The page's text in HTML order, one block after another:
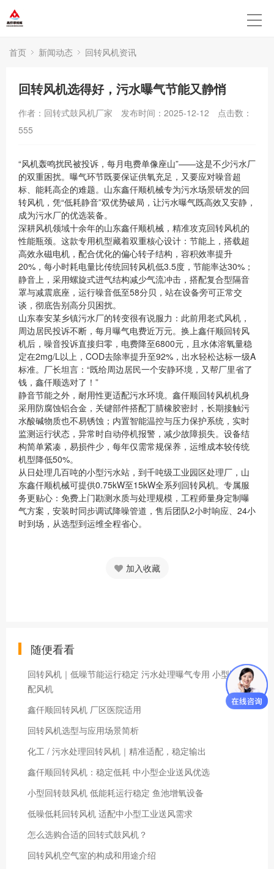
首页 新闻动态 回转风机资讯
回转风机选得好，污水曝气节能又静悄
作者：回转式鼓风机厂家 发布时间：2025-12-12
点击数：
555
“风机轰鸣扰民被投诉，每月电费单像座山”——这是不少污水厂
的双重困扰。曝气环节既要保证供氧充足，又要应对噪音超
标、能耗高企的难题。山东鑫仟顺机械专为污水场景研发的回
转风机，凭“低耗静音”双优势破局，让污水曝气既高效又安静，
成为污水厂的优选装备。
深耕风机领域十余年的山东鑫仟顺机械，精准攻克回转风机的
性能瓶颈。这款专用机型藏着双重核心设计：节能上，搭载超
高效永磁电机，配合优化的偏心转子结构，容积效率提升
20%，每小时耗电量比传统回转风机低3.5度，节能率达30%；
静音上，采用螺旋式进气结构减少气流冲击，搭配复合型隔音
罩与减震底座，运行噪音低至58分贝，站在设备旁可正常交
谈，彻底告别高分贝困扰。
山东泰安某乡镇污水厂的转变很有说服力：此前用老式风机，
周边居民投诉不断，每月曝气电费近万元。换上鑫仟顺回转风
机后，噪音投诉直接归零，电费降至6800元，且水体溶氧量稳
定在2mg/L以上，COD去除率提升至92%，出水轻松达标一级A
标准。厂长坦言：“既给周边居民一个安静环境，又帮厂里省了
钱，鑫仟顺选对了！”
静音节能之外，耐用性更适配污水环境。鑫仟顺回转风机机身
采用防腐蚀铝合金，关键部件搭配丁腈橡胶密封，长期接触污
水酸碱物质也不易锈蚀；内置智能温控与压力保护系统，实时
监测运行状态，异常时自动停机报警，减少故障损失。设备结
构简单紧凑，易损件少，每年仅需常规保养，运维成本较传统
机型降低50%。
从日处理几百吨的小型污水站，到千吨级工业园区处理厂，山
东鑫仟顺机械可提供0.75kW至15kW全系列回转风机。专属服
务更贴心：免费上门勘测水质与处理规模，工程师量身定制曝
气方案，安装时同步调试降噪管道，售后团队2小时响应、24小
时到场，从选型到运维全程省心。
加入收藏
随便看看
回转风机｜低噪节能运行稳定 污水处理曝气专用 小型工况适
配风机
鑫仟顺回转风机 厂区医院适用
回转风机选型与应用场景简析
化工 / 污水处理回转风机｜精准适配，稳定输出
鑫仟顺回转风机：稳定低耗 中小型企业送风优选
小型回转鼓风机 低能耗运行稳定 鱼池增氧设备
低噪低耗回转风机 适配中小型工业送风需求
怎么选购合适的回转式鼓风机？
回转风机空气室的构成和用途介绍